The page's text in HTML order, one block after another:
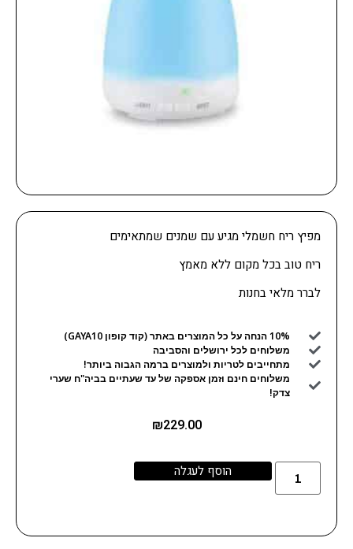
מפיץ ריח חשמלי מגיע עם שמנים שמתאימים
ריח טוב בכל מקום ללא מאמץ
לברר מלאי בחנות
10% הנחה על כל המוצרים באתר (קוד קופון GAYA10)
משלוחים לכל ירושלים והסביבה
מתחייבים לטריות ולמוצרים ברמה הגבוה ביותר!
משלוחים חינם וזמן אספקה של עד שעתיים בביה"ח שערי
צדק!
₪229.00
הוסף לעגלה